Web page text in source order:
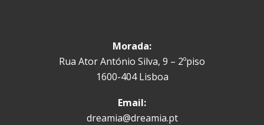
Morada:
Rua Ator António Silva, 9 – 2ºpiso
1600-404 Lisboa
Email:
dreamia@dreamia.pt